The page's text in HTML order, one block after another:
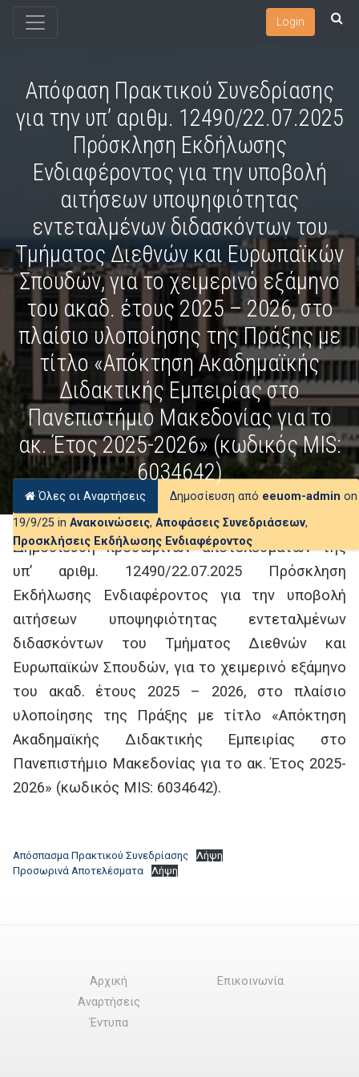
Login
Απόφαση Πρακτικού Συνεδρίασης
για την υπ’ αριθμ. 12490/22.07.2025
Πρόσκληση Εκδήλωσης
Ενδιαφέροντος για την υποβολή
αιτήσεων υποψηφιότητας
εντεταλμένων διδασκόντων του
Τμήματος Διεθνών και Ευρωπαϊκών
Σπουδών, για το χειμερινό εξάμηνο
του ακαδ. έτους 2025 – 2026, στο
πλαίσιο υλοποίησης της Πράξης με
τίτλο «Απόκτηση Ακαδημαϊκής
Διδακτικής Εμπειρίας στο
Πανεπιστήμιο Μακεδονίας για το
ακ. Έτος 2025-2026» (κωδικός MIS:
6034642)
Όλες οι Αναρτήσεις Δημοσίευση από eeuom-admin on
19/9/25 in Ανακοινώσεις, Αποφάσεις Συνεδριάσεων,
Προσκλήσεις Εκδήλωσης Ενδιαφέροντος
Δημοσίευση προσωρινών αποτελεσμάτων της
υπ’ αριθμ. 12490/22.07.2025 Πρόσκληση
Εκδήλωσης Ενδιαφέροντος για την υποβολή
αιτήσεων υποψηφιότητας εντεταλμένων
διδασκόντων του Τμήματος Διεθνών και
Ευρωπαϊκών Σπουδών, για το χειμερινό εξάμηνο
του ακαδ. έτους 2025 – 2026, στο πλαίσιο
υλοποίησης της Πράξης με τίτλο «Απόκτηση
Ακαδημαϊκής Διδακτικής Εμπειρίας στο
Πανεπιστήμιο Μακεδονίας για το ακ. Έτος 2025-
2026» (κωδικός MIS: 6034642).
Απόσπασμα Πρακτικού Συνεδρίασης
Λήψη
Προσωρινά Αποτελέσματα
Λήψη
Αρχική
Αναρτήσεις
Έντυπα
Επικοινωνία